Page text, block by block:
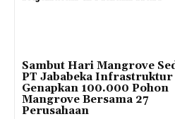
Sambut Hari Mangrove
PT Jababeka Infrastruktur
Genapkan 100.000 Pohon
Mangrove Bersama 27
Perusahaan